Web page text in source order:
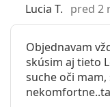
Lucia T. pred 2
Objednavam
skúsim aj tieto
suche oči